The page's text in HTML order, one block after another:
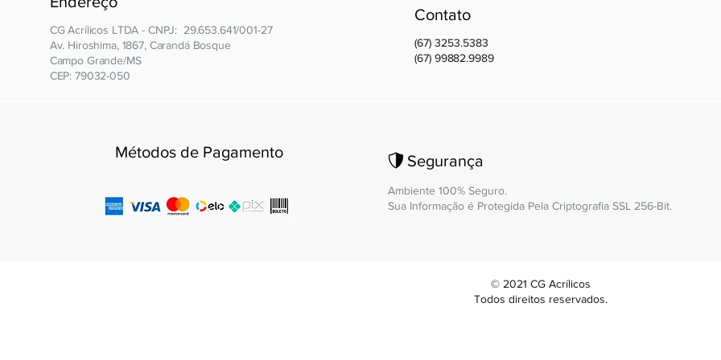
CG Acrílicos LTDA - CNPJ: 29.653.641/001-27
Av. Hiroshima, 1867, Carandá Bosque
Campo Grande/MS
CEP: 79032-050
Contato
(67) 3253.5383
(67) 99882.9989
Segurança
Ambiente 100% Seguro.
Sua Informação é Protegida Pela Criptografia SSL 256-Bit.
Métodos de Pagamento
© 2021 CG Acrílicos
Todos direitos reservados.